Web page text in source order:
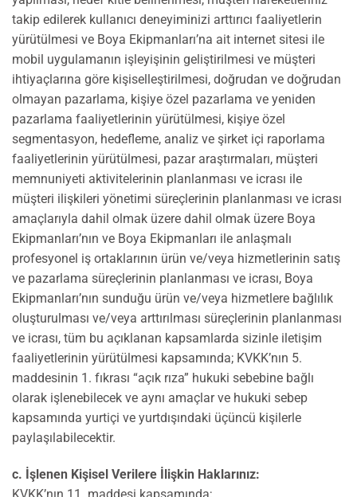
takip edilerek kullanıcı deneyiminizi arttırıcı faaliyetlerin
yürütülmesi ve Boya Ekipmanları’na ait internet sitesi ile
mobil uygulamanın işleyişinin geliştirilmesi ve müşteri
ihtiyaçlarına göre kişiselleştirilmesi, doğrudan ve doğrudan
olmayan pazarlama, kişiye özel pazarlama ve yeniden
pazarlama faaliyetlerinin yürütülmesi, kişiye özel
segmentasyon, hedefleme, analiz ve şirket içi raporlama
faaliyetlerinin yürütülmesi, pazar araştırmaları, müşteri
memnuniyeti aktivitelerinin planlanması ve icrası ile
müşteri ilişkileri yönetimi süreçlerinin planlanması ve icrası
amaçlarıyla dahil olmak üzere dahil olmak üzere Boya
Ekipmanları’nın ve Boya Ekipmanları ile anlaşmalı
profesyonel iş ortaklarının ürün ve/veya hizmetlerinin satış
ve pazarlama süreçlerinin planlanması ve icrası, Boya
Ekipmanları’nın sunduğu ürün ve/veya hizmetlere bağlılık
oluşturulması ve/veya arttırılması süreçlerinin planlanması
ve icrası, tüm bu açıklanan kapsamlarda sizinle iletişim
faaliyetlerinin yürütülmesi kapsamında; KVKK’nın 5.
maddesinin 1. fıkrası “açık rıza” hukuki sebebine bağlı
olarak işlenebilecek ve aynı amaçlar ve hukuki sebep
kapsamında yurtiçi ve yurtdışındaki üçüncü kişilerle
paylaşılabilecektir.
c. İşlenen Kişisel Verilere İlişkin Haklarınız: